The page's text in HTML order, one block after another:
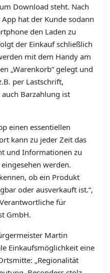
Download steht. Nach
hat der Kunde sodann
den Laden zu
der Einkauf schließlich
mit dem Handy am
„Warenkorb“ gelegt und
per Lastschrift,
Barzahlung ist
einen essentiellen
kann zu jeder Zeit das
und Informationen zu
werden.
ob ein Produkt
oder ausverkauft ist.“,
für
GmbH.
Martin
Einkaufsmöglichkeit eine
„Regionalität